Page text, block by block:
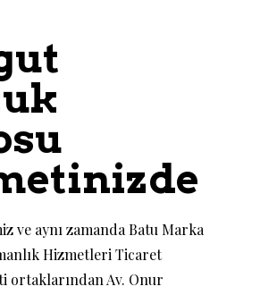
ve aynı zamanda Batu Marka
Hizmetleri Ticaret
ortaklarından Av. Onur